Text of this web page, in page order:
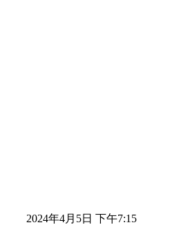
2024年4月5日 下午7:15